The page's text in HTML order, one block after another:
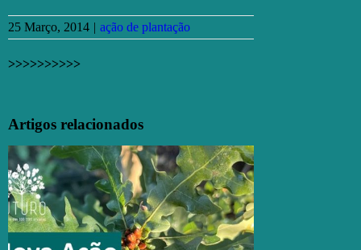
25 Março, 2014 | ação de plantação
>>>>>>>>>>
mas
publicado)
Artigos relacionados